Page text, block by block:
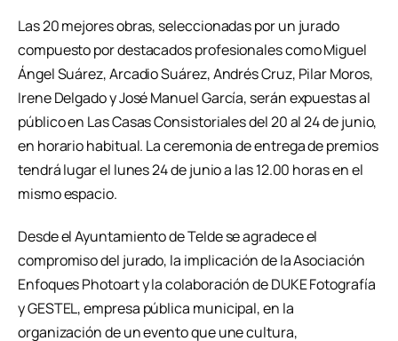
Las 20 mejores obras, seleccionadas por un jurado
compuesto por destacados profesionales como Miguel
Ángel Suárez, Arcadio Suárez, Andrés Cruz, Pilar Moros,
Irene Delgado y José Manuel García, serán expuestas al
público en Las Casas Consistoriales del 20 al 24 de junio,
en horario habitual. La ceremonia de entrega de premios
tendrá lugar el lunes 24 de junio a las 12.00 horas en el
mismo espacio.
Desde el Ayuntamiento de Telde se agradece el
compromiso del jurado, la implicación de la Asociación
Enfoques Photoart y la colaboración de DUKE Fotografía
y GESTEL, empresa pública municipal, en la
organización de un evento que une cultura,